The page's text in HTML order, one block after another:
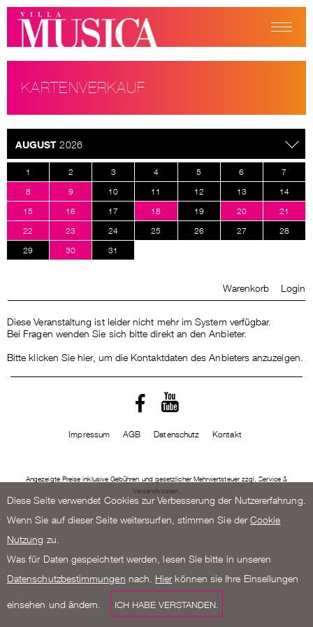
KARTENVERKAUF
AUGUST2026
1 2 3 4 5 6
7
8
9 10 11 12 13
14
15
16 17 18 19 20
21
22
23 24 25 26 27
28
29
30 31
Warenkorb Login
Diese Seite verwendet Cookies zur Verbesserung der Nutzererfahrung.
Wenn Sie auf dieser Seite weitersurfen, stimmen Sie derCookie
Nutzung zu.
Was für Daten gespeichtert werden, lesen Sie bitte in unseren
Datenschutzbestimmungennach. Hierkönnen sie Ihre Einsellungen
einsehen und ändern.
ICH HABE VERSTANDEN.
Diese Veranstaltung ist leider nicht mehr im System verfügbar.
Bei Fragen wenden Sie sich bitte direkt an den Anbieter.
Bitte klicken Sie hier, um die Kontaktdaten des Anbieters anzuzeigen.
Impressum AGB Datenschutz Kontakt
Angezeigte Preise inklusive Gebühren und gesetzlicher Mehrwertsteuer zzgl. Service &
Versandkosten.